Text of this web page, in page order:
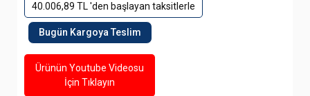
40.006,89 TL 'den başlayan taksitlerle
Bugün Kargoya Teslim
Ürünün Youtube Videosu
İçin Tıklayın